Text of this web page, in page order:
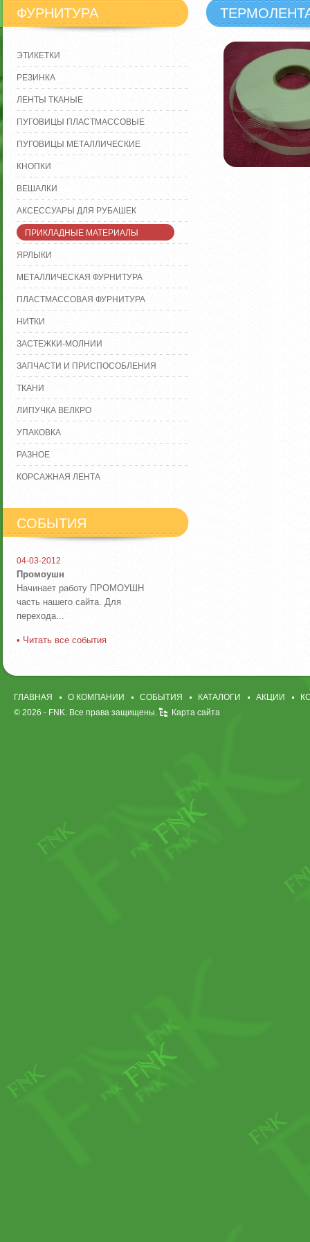
ФУРНИТУРА
ЭТИКЕТКИ
РЕЗИНКА
ЛЕНТЫ ТКАНЫЕ
ПУГОВИЦЫ ПЛАСТМАССОВЫЕ
ПУГОВИЦЫ МЕТАЛЛИЧЕСКИЕ
КНОПКИ
ВЕШАЛКИ
АКСЕССУАРЫ ДЛЯ РУБАШЕК
ПРИКЛАДНЫЕ МАТЕРИАЛЫ
ЯРЛЫКИ
МЕТАЛЛИЧЕСКАЯ ФУРНИТУРА
ПЛАСТМАССОВАЯ ФУРНИТУРА
НИТКИ
ЗАСТЕЖКИ-МОЛНИИ
ЗАПЧАСТИ И ПРИСПОСОБЛЕНИЯ
ТКАНИ
ЛИПУЧКА ВЕЛКРО
УПАКОВКА
РАЗНОЕ
КОРСАЖНАЯ ЛЕНТА
СОБЫТИЯ
04-03-2012
Промоушн
Начинает работу ПРОМОУШН
часть нашего сайта. Для
перехода...
• Читать все события
ГЛАВНАЯ О КОМПАНИИ СОБЫТИЯ КАТАЛОГИ АКЦИИ
© 2026 - FNK. Все права защищены. Карта сайта